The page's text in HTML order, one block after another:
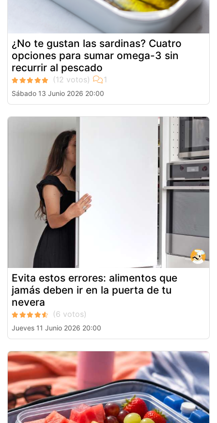
¿No te gustan las sardinas? Cuatro
opciones para sumar omega-3 sin
recurrir al pescado
Sábado 13 Junio 2026 20:00
Evita estos errores: alimentos que
jamás deben ir en la puerta de tu
nevera
Jueves 11 Junio 2026 20:00